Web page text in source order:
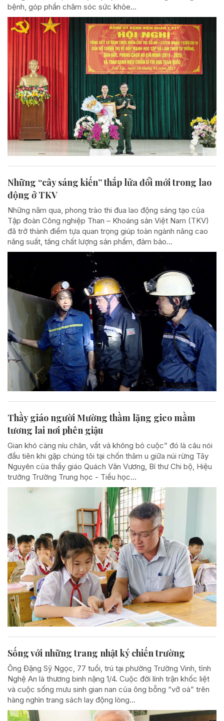
bệnh, góp phần chăm sóc sức khỏe...
Những “cây sáng kiến” thắp lửa đổi mới trong lao
động ở TKV
Những năm qua, phong trào thi đua lao động sáng tạo của
Tập đoàn Công nghiệp Than – Khoáng sản Việt Nam (TKV)
đã trở thành điểm tựa quan trọng giúp toàn ngành nâng cao
năng suất, tăng chất lượng sản phẩm, đảm bảo...
Thầy giáo người Mường thầm lặng gieo mầm
tương lai nơi phên giậu
Gian khó càng níu chân, vất vả không bỏ cuộc” đó là câu nói
đầu tiên khi gặp chúng tôi tại chốn thâm u giữa núi rừng Tây
Nguyên của thầy giáo Quách Văn Vương, Bí thư Chi bộ, Hiệu
trưởng Trường Trung học - Tiểu học...
Sống với những trang nhật ký chiến trường
Ông Đặng Sỹ Ngọc, 77 tuổi, trú tại phường Trường Vinh, tỉnh
Nghệ An là thương binh nặng 1/4. Cuộc đời lính trận khốc liệt
và cuộc sống mưu sinh gian nan của ông bỗng “vỡ oà” trên
hàng nghìn trang sách lay động lòng...